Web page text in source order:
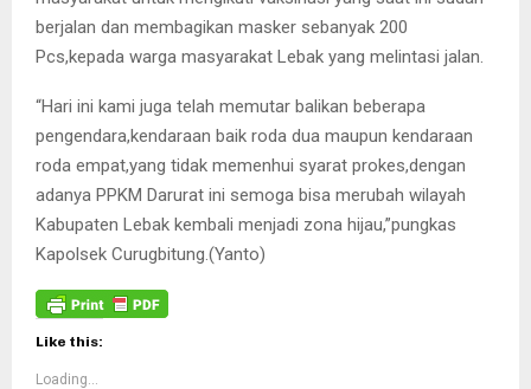
berjalan dan membagikan masker sebanyak 200
Pcs,kepada warga masyarakat Lebak yang melintasi jalan.
“Hari ini kami juga telah memutar balikan beberapa
pengendara,kendaraan baik roda dua maupun kendaraan
roda empat,yang tidak memenhui syarat prokes,dengan
adanya PPKM Darurat ini semoga bisa merubah wilayah
Kabupaten Lebak kembali menjadi zona hijau,”pungkas
Kapolsek Curugbitung.(Yanto)
Like this:
Loading...